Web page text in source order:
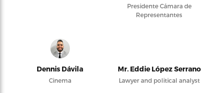
Presidente Cámara de
Representantes
Dennis Dávila
Cinema
Mr. Eddie López Serrano
Lawyer and political analyst